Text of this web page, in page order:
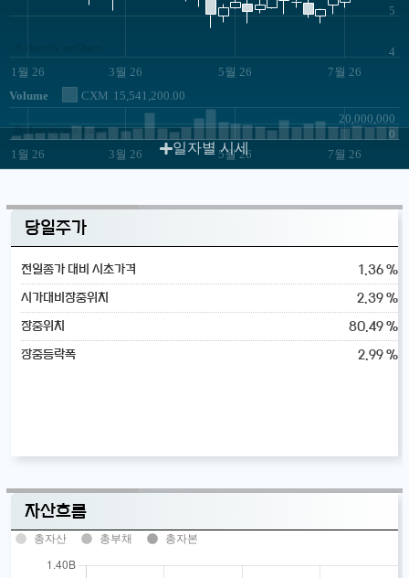
1월 26 3월 26 5월 26 7월 26
4
5
Volume CXM 15,541,200.00
1월 26 3월 26 5월 26 7월 26
0
20,000,000
JS chart by amCharts
일자별 시세
당일주가
전일종가 대비 시초가격 1.36 %
시가대비장중위치 2.39 %
장중위치 80.49 %
장중등락폭 2.99 %
자산흐름
총자산 총부채 총자본